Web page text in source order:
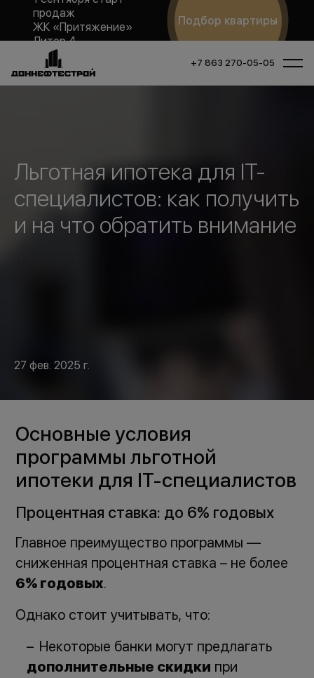
продаж
ЖК «Притяжение»
Литер 4
Подбор квартиры
+7 863 270-05-05
Льготная ипотека для IT-
специалистов: как получить
и на что обратить внимание
27 фев. 2025 г.
Основные условия
программы льготной
ипотеки для IT-специалистов
Процентная ставка: до 6% годовых
Главное преимущество программы —
сниженная процентная ставка – не более
6% годовых.
Однако стоит учитывать, что:
Некоторые банки могут предлагать
дополнительные скидки при